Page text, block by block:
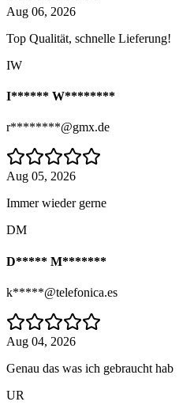
Aug 06, 2026
Top Qualität, schnelle Lieferung!
IW
I****** W********
r********@gmx.de
Aug 05, 2026
Immer wieder gerne
DM
D***** M*******
k*****@telefonica.es
Aug 04, 2026
Genau das was ich gebraucht hab
UR